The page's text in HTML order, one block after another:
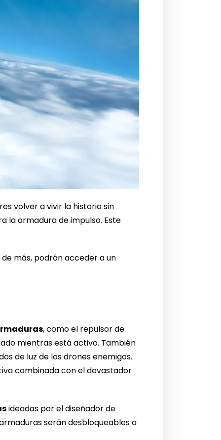
volver a vivir la historia sin
la armadura de impulso. Este
más, podrán acceder a un
, como el repulsor de
mientras está activo. También
de luz de los drones enemigos.
combinada con el devastador
ideadas por el diseñador de
serán desbloqueables a